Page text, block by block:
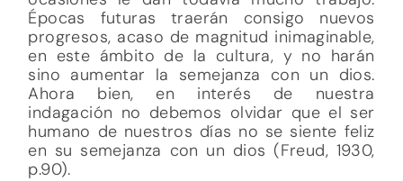
Épocas futuras traerán consigo nuevos
progresos, acaso de magnitud inimaginable,
en este ámbito de la cultura, y no harán
sino aumentar la semejanza con un dios.
Ahora bien, en interés de nuestra
indagación no debemos olvidar que el ser
humano de nuestros días no se siente feliz
en su semejanza con un dios (Freud, 1930,
p.90).